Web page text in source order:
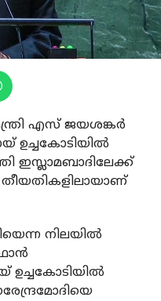
എസ് ജയശങ്കര്‍
ഉച്ചകോടിയില്‍
ഇസ്ലാമബാദിലേക്ക്
നിലയില്‍
ഉച്ചകോടിയില്‍